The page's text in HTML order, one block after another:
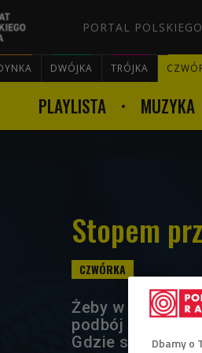
PORTAL
DWÓJKA TRÓJKA
PLAYLISTA MUZYKA
Stopem
Żeby w pełni
podbój Europy
Gdzie spać, jak
Dbamy o